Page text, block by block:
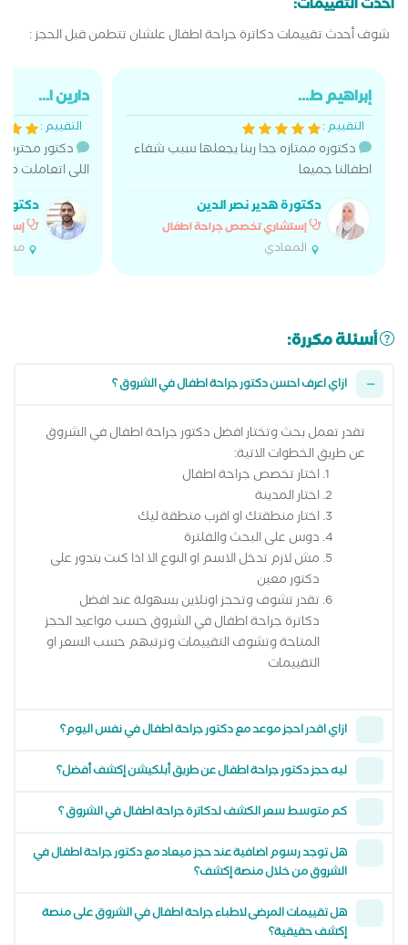
أحدث التقييمات:
شوف أحدث تقييمات دكاترة جراحة اطفال علشان تتطمن قبل الحجز :
إبراهيم ط...
التقييم :
دكتوره ممتازه جدا ربنا يجعلها سبب شفاء
اطفالنا جميعا
دكتورة هدير نصر الدين
إستشاري تخصص جراحة اطفال
المعادي
دارين ا...
التقييم :
دكتور محترم
اللى اتعاملت
دكتور
مصر
أسئلة مكررة:
ازاي اعرف احسن دكتور جراحة اطفال في الشروق ؟
تقدر تعمل بحث وتختار افضل دكتور جراحة اطفال في الشروق
عن طريق الخطوات الاتية:
اختار تخصص جراحة اطفال
اختار المدينة
اختار منطقتك او اقرب منطقة ليك
دوس على البحث والفلترة
مش لازم تدخل الاسم او النوع الا اذا كنت بتدور على
دكتور معين
تقدر تشوف وتحجز اونلاين بسهولة عند افضل
دكاترة جراحة اطفال في الشروق حسب مواعيد الحجز
المتاحة وتشوف التقييمات وترتبهم حسب السعر او
التقييمات
ازاي اقدر احجز موعد مع دكتور جراحة اطفال في نفس اليوم؟
ليه حجز دكتور جراحة اطفال عن طريق أبلكيشن إكشف أفضل؟
كم متوسط سعر الكشف لدكاترة جراحة اطفال في الشروق ؟
هل توجد رسوم اضافية عند حجز ميعاد مع دكتور جراحة اطفال في
الشروق من خلال منصة إكشف؟
هل تقييمات المرضى لاطباء جراحة اطفال في الشروق على منصة
إكشف حقيقية؟